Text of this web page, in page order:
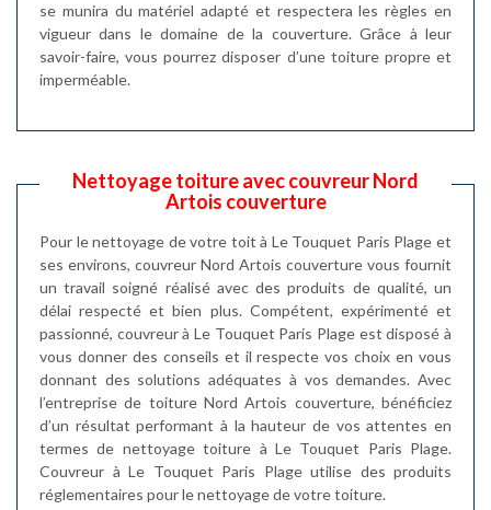
se munira du matériel adapté et respectera les règles en
vigueur dans le domaine de la couverture. Grâce à leur
savoir-faire, vous pourrez disposer d’une toiture propre et
imperméable.
Nettoyage toiture avec couvreur Nord
Artois couverture
Pour le nettoyage de votre toit à Le Touquet Paris Plage et
ses environs, couvreur Nord Artois couverture vous fournit
un travail soigné réalisé avec des produits de qualité, un
délai respecté et bien plus. Compétent, expérimenté et
passionné, couvreur à Le Touquet Paris Plage est disposé à
vous donner des conseils et il respecte vos choix en vous
donnant des solutions adéquates à vos demandes. Avec
l’entreprise de toiture Nord Artois couverture, bénéficiez
d’un résultat performant à la hauteur de vos attentes en
termes de nettoyage toiture à Le Touquet Paris Plage.
Couvreur à Le Touquet Paris Plage utilise des produits
réglementaires pour le nettoyage de votre toiture.